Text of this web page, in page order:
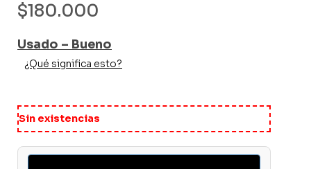
$180.000
Usado – Bueno
¿Qué significa esto?
Sin existencias